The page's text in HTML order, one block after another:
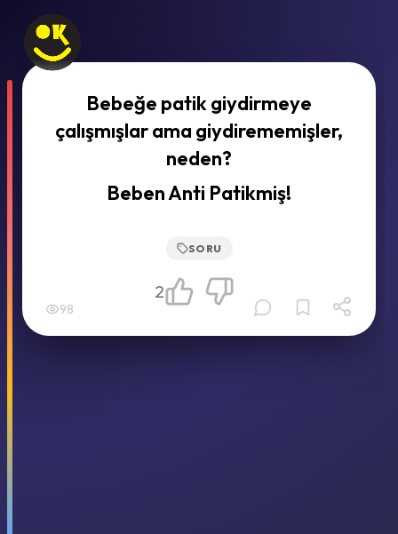
Bebeğe patik giydirmeye
çalışmışlar ama giydirememişler,
neden?
Beben Anti Patikmiş!
SORU
98
2